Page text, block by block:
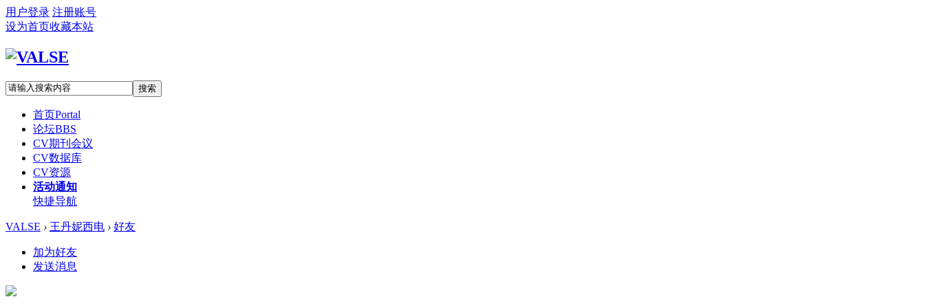
用户登录 注册账号
设为首页收藏本站
搜索
首页Portal
论坛BBS
CV期刊会议
CV数据库
CV资源
活动通知
快捷导航
VALSE › 王丹妮西电 › 好友
加为好友
发送消息